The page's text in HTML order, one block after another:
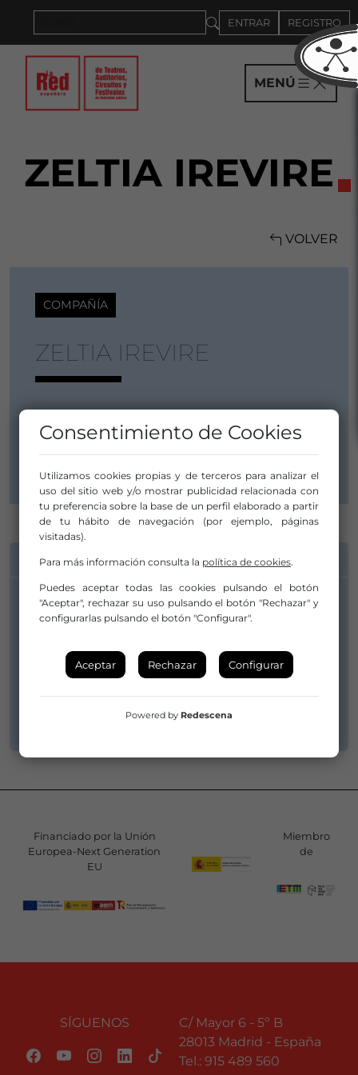
ENTRAR REGISTRO
MENÚ
ZELTIA IREVIRE
VOLVER
COMPAÑÍA
ZELTIA IREVIRE
Pontevedra
Galicia / Galiza
INFORMACIÓN DE CONTACTO
Anxo Xesteira Serrano
683320953
Financiado por la Unión
Europea-Next Generation
EU
Miembro
de
SÍGUENOS
C/ Mayor 6 - 5º B
28013 Madrid - España
Tel.: 915 489 560
Consentimiento de Cookies
Utilizamos cookies propias y de terceros para analizar el
uso del sitio web y/o mostrar publicidad relacionada con
tu preferencia sobre la base de un perfil elaborado a partir
de tu hábito de navegación (por ejemplo, páginas
visitadas).
Para más información consulta la política de cookies.
Puedes aceptar todas las cookies pulsando el botón
"Aceptar", rechazar su uso pulsando el botón "Rechazar" y
configurarlas pulsando el botón "Configurar".
Aceptar Rechazar Configurar
Powered by Redescena